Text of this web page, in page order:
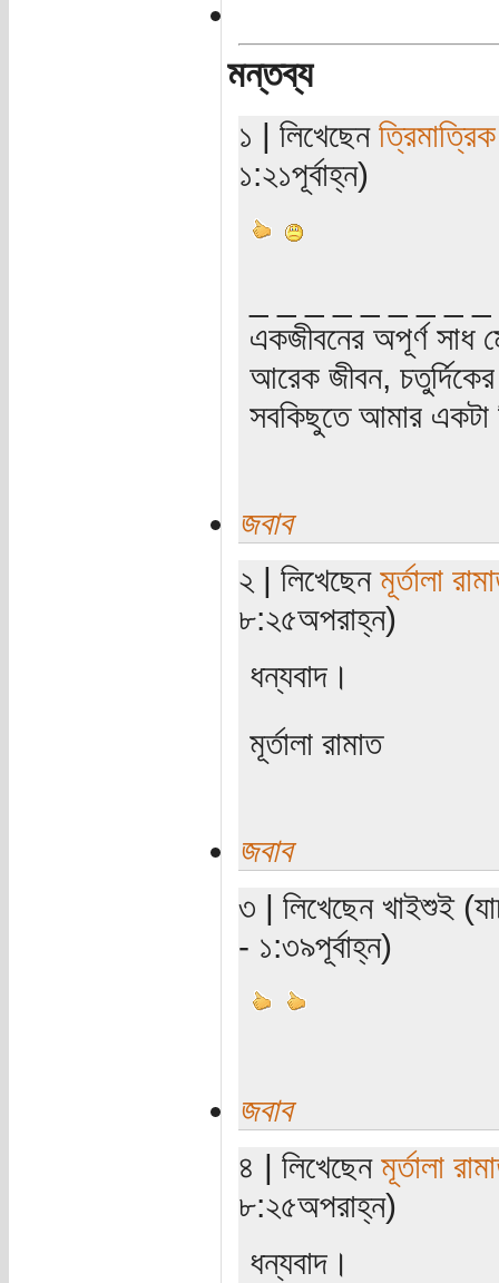
মন্তব্য
১ | লিখেছেন
১:২১পূর্বাহ্ন)
একজীবনের অপূর্ণ সাধ
আরেক জীবন, চতুর্দিকের
সবকিছুতে আমার একটা
জবাব
২ | লিখেছেন মূর্তালা
৮:২৫অপরাহ্ন)
ধন্যবাদ।
মূর্তালা রামাত
জবাব
৩ | লিখেছেন খাইশুই
- ১:৩৯পূর্বাহ্ন)
জবাব
৪ | লিখেছেন মূর্তালা
৮:২৫অপরাহ্ন)
ধন্যবাদ।